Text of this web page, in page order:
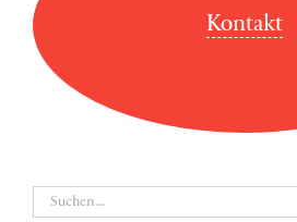
Kontakt
Suche